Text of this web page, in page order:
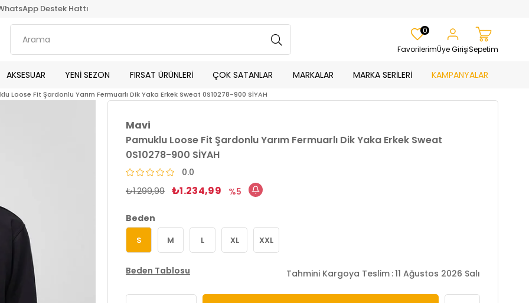
Destek Hattı
Favorilerim
0
Üye GirişiSepetim
AKSESUAR YENİ SEZON FIRSAT ÜRÜNLERİ ÇOK SATANLAR MARKALAR MARKA SERİLERİ KAMPANYALAR
Loose Fit Şardonlu Yarım Fermuarlı Dik Yaka Erkek Sweat 0S10278-900 SİYAH
Mavi
Pamuklu Loose Fit Şardonlu Yarım Fermuarlı Dik Yaka Erkek Sweat
0S10278-900 SİYAH
0.0
₺1.299,99 ₺1.234,99 5
Beden
S M L XL XXL
Beden Tablosu Tahmini Kargoya Teslim :11 Ağustos 2026 Salı